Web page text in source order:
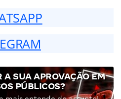
A SUA APROVAÇÃO EM
PÚBLICOS?